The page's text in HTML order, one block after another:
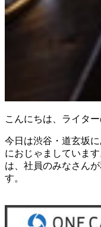
こんにちは、ライター
今日は渋谷・道玄坂
におじゃましていま
は、社員のみなさん
す。